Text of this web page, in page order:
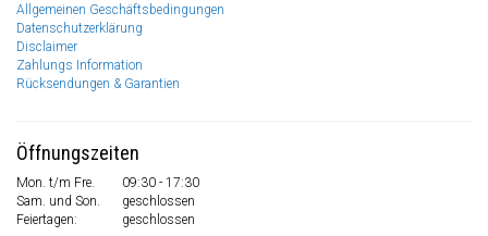
Allgemeinen Geschäftsbedingungen
Datenschutzerklärung
Disclaimer
Zahlungs Information
Rücksendungen & Garantien
Öffnungszeiten
Mon. t/m Fre.
09:30 - 17:30
Sam. und Son.
geschlossen
Feiertagen:
geschlossen